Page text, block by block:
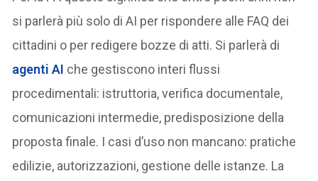
si parlerà più solo di AI per rispondere alle FAQ dei
cittadini o per redigere bozze di atti. Si parlerà di
agenti AI che gestiscono interi flussi
procedimentali: istruttoria, verifica documentale,
comunicazioni intermedie, predisposizione della
proposta finale. I casi d’uso non mancano: pratiche
edilizie, autorizzazioni, gestione delle istanze. La